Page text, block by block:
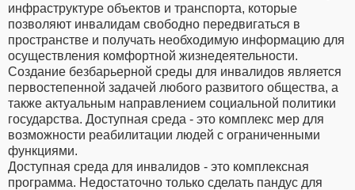
инфраструктуре объектов и транспорта, которые
позволяют инвалидам свободно передвигаться в
пространстве и получать необходимую информацию для
осуществления комфортной жизнедеятельности.
Создание безбарьерной среды для инвалидов является
первостепенной задачей любого развитого общества, а
также актуальным направлением социальной политики
государства. Доступная среда - это комплекс мер для
возможности реабилитации людей с ограниченными
функциями.
Доступная среда для инвалидов - это комплексная
программа. Недостаточно только сделать пандус для